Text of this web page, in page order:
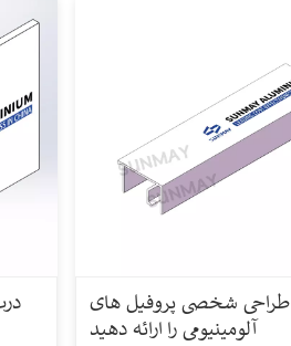
طراحی شخصی پروفیل های
آلومینیومی را ارائه دهید